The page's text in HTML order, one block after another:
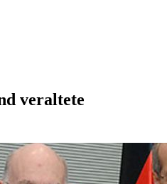
veraltete